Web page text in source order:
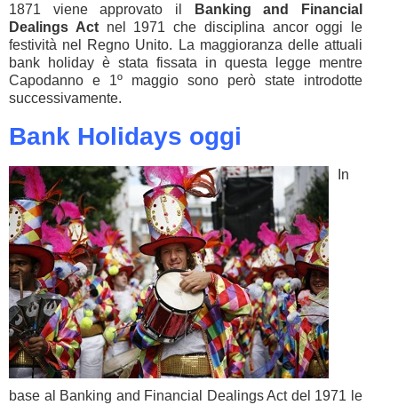
1871 viene approvato il
Banking and Financial
Dealings Actnel 1971 che disciplina ancor oggi le
festività nel Regno Unito. La maggioranza delle attuali
bank holiday è stata fissata in questa legge mentre
Capodanno e 1º maggio sono però state introdotte
successivamente.
Bank Holidays oggi
In
base al Banking and Financial Dealings Act del 1971 le